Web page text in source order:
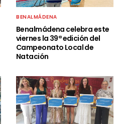
BENALMÁDENA
Benalmádena celebra este
viernes la 39ª edición del
Campeonato Local de
Natación